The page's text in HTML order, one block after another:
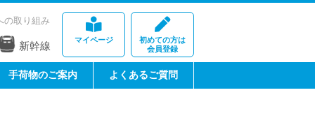
マイページ
初めての方は
会員登録
の取り組み
新幹線
手荷物のご案内 よくあるご質問